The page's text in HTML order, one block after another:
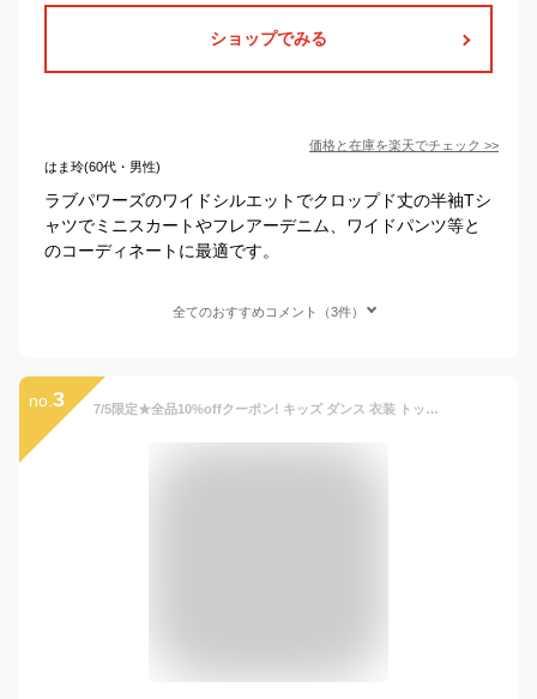
ショップでみる
価格と在庫を楽天でチェック >>
はま玲(60代・男性)
ラブパワーズのワイドシルエットでクロップド丈の半袖Tシ
ャツでミニスカートやフレアーデニム、ワイドパンツ等と
のコーディネートに最適です。
全てのおすすめコメント（3件）
no. 3 7/5限定★全品10%offクーポン! キッズ ダンス 衣装 トップス 半袖 ヘソだし シャツ ピンク ホワイト 白 ブラック 黒 グリーン 緑 練習着 kpop ストリート ヒップホップ hiphop 子供 韓国 女の子 クロップトップ クロップド丈 半袖 ハイネック